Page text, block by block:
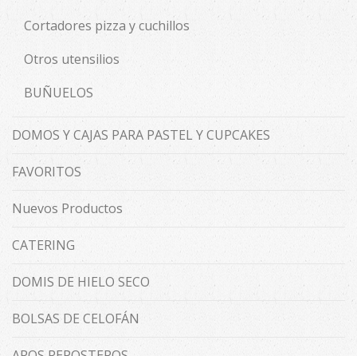
Cortadores pizza y cuchillos
Otros utensilios
BUÑUELOS
DOMOS Y CAJAS PARA PASTEL Y CUPCAKES
FAVORITOS
Nuevos Productos
CATERING
DOMIS DE HIELO SECO
BOLSAS DE CELOFÁN